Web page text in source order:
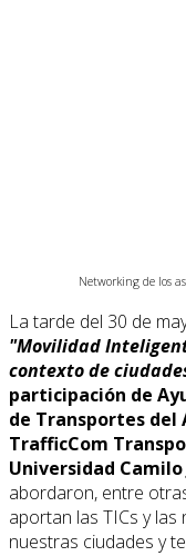
Networking de los
La tarde del 30 de
"Movilidad
contexto de
participación de
de Transportes del
TrafficCom
Universidad
abordaron, entre
aportan las TICs y
nuestras ciudades y